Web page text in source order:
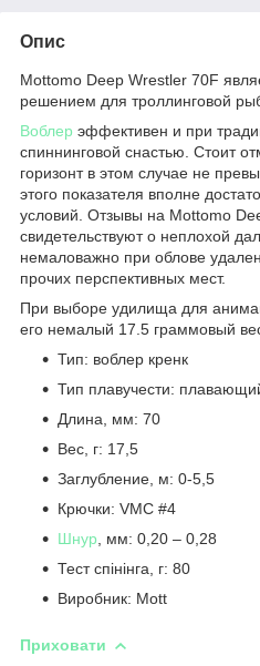
Опис
Mottomo Deep Wrestler 70F
решением для троллинговой
Воблер эффективен и при
спиннинговой снастью. Стоит
горизонт в этом случае не
этого показателя вполне
условий. Отзывы на Mottomo
свидетельствуют о неплохой
немаловажно при облове
прочих перспективных мест.
При выборе удилища для
его немалый 17.5 граммовый
Тип: воблер кренк
Тип плавучести:
Длина, мм: 70
Вес, г: 17,5
Заглубление, м: 0-5,5
Крючки: VMC #4
Шнур , мм: 0,20 – 0,28
Тест спінінга, г: 80
Виробник: Mott
Приховати